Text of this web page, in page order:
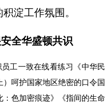
淀工作氛围。
全华盛顿共识
工一致在线看练习《中华民
呵护国家地区绝密的口令国
色加密痕迹》《指间的生命